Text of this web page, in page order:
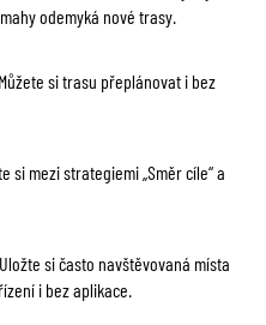
odemyká nové trasy.
si trasu přeplánovat i bez
si mezi strategiemi „Směr cíle“ a
si často navštěvovaná místa
i bez aplikace.